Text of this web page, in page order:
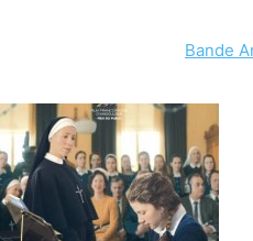
Bande